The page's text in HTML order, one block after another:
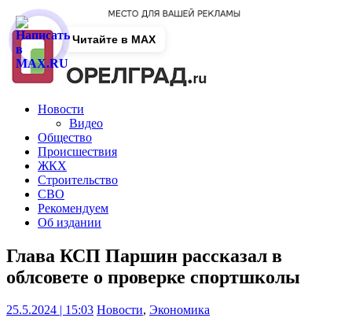
Новости
Видео
Общество
Происшествия
ЖКХ
Строительство
СВО
Рекомендуем
Об издании
Глава КСП Паршин рассказал в
облсовете о проверке спортшколы
25.5.2024 | 15:03 Новости, Экономика
Читайте в MAX